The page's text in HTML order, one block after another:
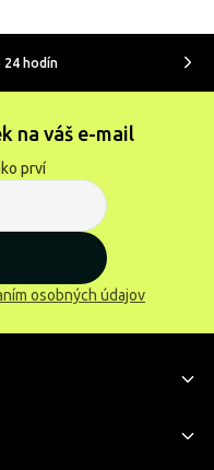
24 hodín
na váš e-mail
prví
osobných údajov